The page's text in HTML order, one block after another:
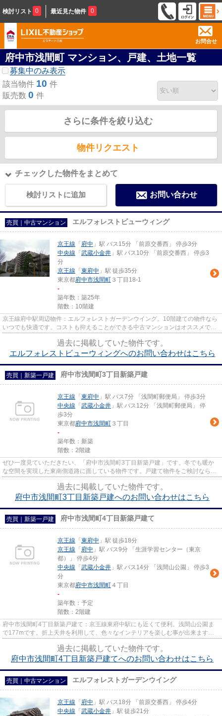
検討リスト 0 最近見た物件 0
お問合せ
府中市浅間町 マンション、戸建、土地一覧
募集中のみ表示
該当物件 10 件
販売数 0 件
さらに条件を絞り込む
物件リクエスト
チェックした物件をまとめて
検討リストに追加 お問い合わせ
売買｜中古マンション エルフォレストビューウィング
京王線 「 府中 」駅 バス15分 「前原交番西」 停歩3分
中央線 「 武蔵小金井 」駅 バス10分 「前原交番西」 停歩3
分
京王線 「 東府中 」駅 徒歩35分
東京都府中市浅間町 ３丁目18-1
-
築年数：築25年
階数：10階建
京王線府中駅周辺物件：エルフォレストガーデンウイング。10階建ての物件なら
いつでも快適です。コストも抑えることができる中古マンションはオススメで
過去に掲載していた物件です。
エルフォレストビューウィングへのお問い合わせはこちら
売買｜新築一戸建 府中市浅間町3丁目新築戸建
京王線 「 東府中 」駅 バス7分 「浅間町郵便局」 停歩3分
中央線 「 武蔵小金井 」駅 バス12分 「浅間町郵便局」 停
歩3分
東京都府中市浅間町 ３丁目
-
築年数：新築
階数：2階建
ぜひ一度見ていただきたい、「府中市浅間町3丁目新築戸建」です。冬でも暖か
な空間を実現した東南側道路に面している物件です。戸建て物件をご検討なら、
過去に掲載していた物件です。
府中市浅間町3丁目新築戸建へのお問い合わせはこちら
売買｜新築一戸建 府中市浅間町4丁目新築戸建て
京王線 「 東府中 」駅 徒歩18分
京王線 「 府中 」駅 バス9分 「生涯学習センター（東京
都）」 停歩4分
中央線 「 武蔵小金井 」駅 バス14分 「浅間山公園」 停歩3
分
東京都府中市浅間町 ４丁目
-
築年数：予定
階数：2階建
府中市浅間町4丁目新築戸建て：京王線東府中駅にも近くて便利。浅間山公園ま
で177mです。折上天井を利用して、色々なインテリアを楽しむ事が出来ます。
過去に掲載していた物件です。
府中市浅間町4丁目新築戸建てへのお問い合わせはこちら
売買｜中古マンション エルフォレストガーデンウイング
京王線 「 府中 」駅 バス18分 「前原交番西」 停歩4分
中央線 「 武蔵小金井 」駅 徒歩21分